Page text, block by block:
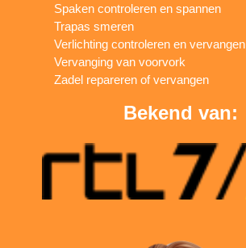
Spaken controleren en spannen
Trapas smeren
Verlichting controleren en vervangen
Vervanging van voorvork
Zadel repareren of vervangen
Bekend van: